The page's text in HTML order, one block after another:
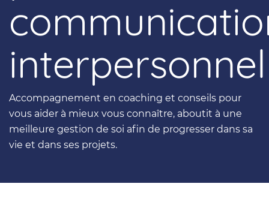
Accompagnement en coaching et conseils pour
vous aider à mieux vous connaître, aboutit à une
meilleure gestion de soi afin de progresser dans sa
vie et dans ses projets.